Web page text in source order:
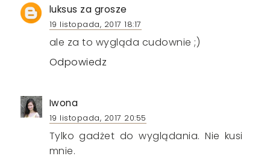
luksus za grosze
19 listopada, 2017 18:17
ale za to wygląda cudownie ;)
Odpowiedz
Iwona
19 listopada, 2017 20:55
Tylko gadżet do wyglądania. Nie kusi
mnie.